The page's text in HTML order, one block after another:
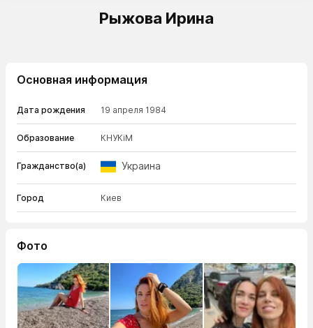
Рыжова Ирина
Основная информация
Дата рождения 19 апреля 1984
Образование КНУКiМ
Гражданство(а) Украина
Город Киев
Фото